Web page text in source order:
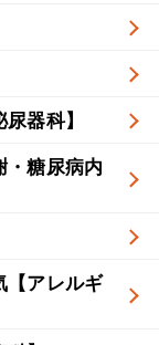
器科】
・糖尿病内
【アレルギ